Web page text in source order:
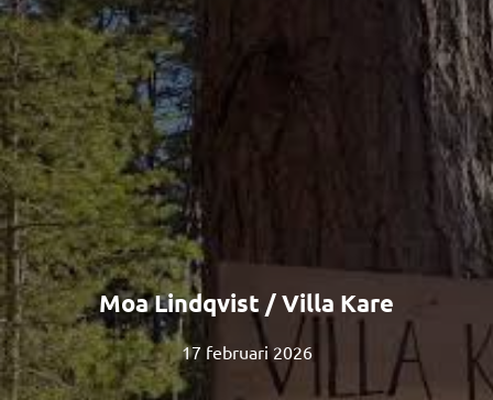
Moa Lindqvist / Villa Kare
17 februari 2026